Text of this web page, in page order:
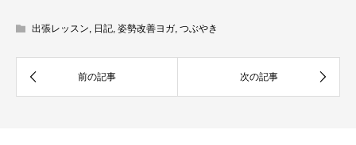
出張レッスン 日記 姿勢改善ヨガ つぶやき